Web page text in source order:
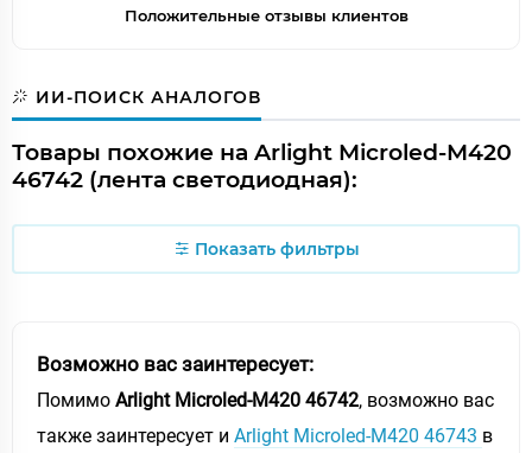
Положительные отзывы клиентов
ИИ-ПОИСК АНАЛОГОВ
Товары похожие на Arlight Microled-M420
46742 (лента светодиодная):
Показать фильтры
Возможно вас заинтересует:
Помимо Arlight Microled-M420 46742, возможно вас
также заинтересует и Arlight Microled-M420 46743 в